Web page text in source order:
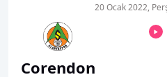
Corendon
20 Ocak 2022,